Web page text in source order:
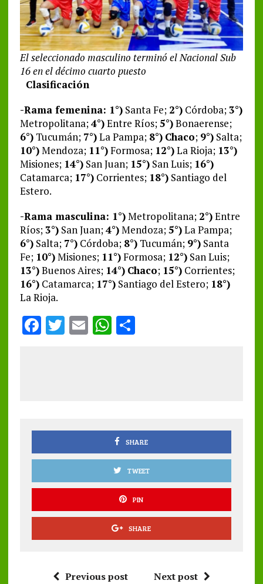
El seleccionado masculino terminó el Nacional Sub
16 en el décimo cuarto puesto
Clasificación
-Rama femenina: 1°)Santa Fe; 2°)Córdoba;3°)
Metropolitana;4°)Entre Ríos;5°)Bonaerense;
6°)Tucumán; 7°)La Pampa; 8°) Chaco; 9°)Salta;
10°)Mendoza; 11°)Formosa; 12°)La Rioja; 13°)
Misiones; 14°)San Juan; 15°)San Luis; 16°)
Catamarca; 17°)Corrientes; 18°)Santiago del
Estero.
-Rama masculina: 1°)Metropolitana; 2°)Entre
Ríos;3°)San Juan;4°)Mendoza;5°)La Pampa;
6°)Salta; 7°)Córdoba; 8°)Tucumán; 9°)Santa
Fe; 10°)Misiones; 11°)Formosa; 12°)San Luis;
13°)Buenos Aires; 14°) Chaco; 15°)Corrientes;
16°)Catamarca; 17°)Santiago del Estero; 18°)
La Rioja.
F
k
T E W
p
S
SHARE
TWEET
PIN
SHARE
Previous post Next post